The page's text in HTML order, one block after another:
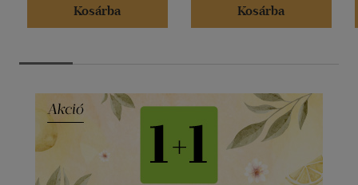
Kosárba
Kosárba